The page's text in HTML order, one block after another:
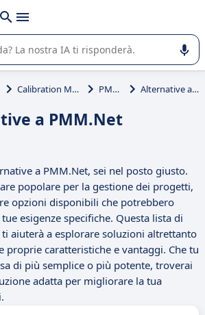
nell'utilizzo o nella scelta di un
azienda.
Calibration Management PMM.Net Alternative a PMM.Net
a PMM.Net
a PMM.Net, sei nel posto giusto.
popolare per la gestione dei progetti,
opzioni disponibili che potrebbero
esigenze specifiche. Questa lista di
aiuterà a esplorare soluzioni altrettanto
proprie caratteristiche e vantaggi. Che tu
di più semplice o più potente, troverai
adatta per migliorare la tua